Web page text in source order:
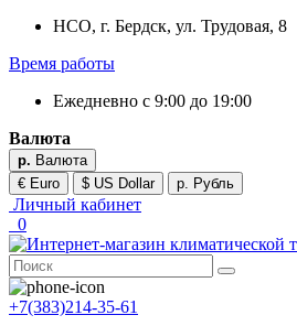
НСО, г. Бердск, ул. Трудовая, 8
Время работы
Ежедневно с 9:00 до 19:00
Валюта
р. Валюта
€ Euro
$ US Dollar р. Рубль
Личный кабинет
0
+7(383)214-35-61